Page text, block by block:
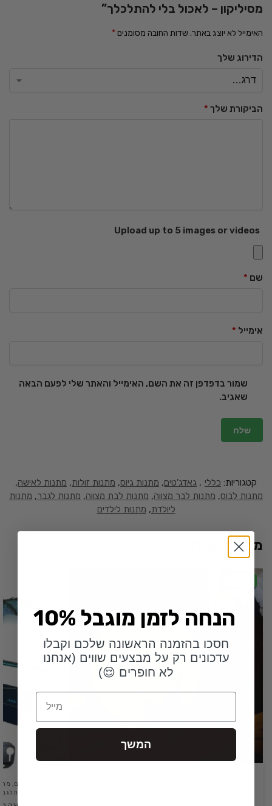
מסיליקון – לאכול בלי להתלכלך”
האימייל לא יוצג באתר. שדות החובה מסומנים *
הדירוג שלך
הביקורת שלך *
Upload up to 5 images or videos
שם *
אימייל *
שמור בדפדפן זה את השם, האימייל והאתר שלי לפעם הבאה
שאגיב.
קטגוריות: כללי , גאדג'טים, מתנות גיוס, מתנות זולות, מתנות לאישה,
מתנות לבוס, מתנות לבר מצווה, מתנות לבת מצווה, מתנות לגבר, מתנות
ליולדת, מתנות לילדים
מוצרים קשורים
גאדג'טים,
מתנות
10% הנחה לזמן מוגבל
חסכו בהזמנה הראשונה שלכם וקבלו
עדכונים רק על מבצעים שווים (אנחנו
לא חופרים 😌)
Email
המשך